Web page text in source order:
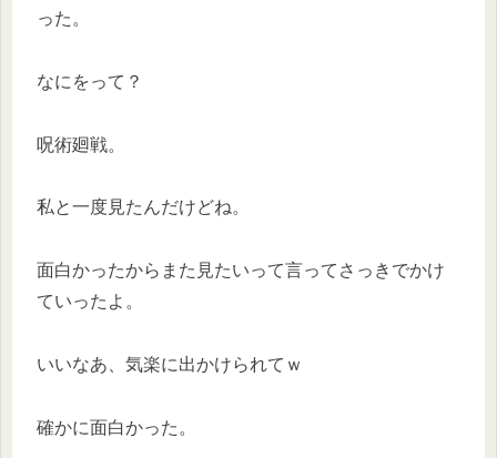
った。
なにをって？
呪術廻戦。
私と一度見たんだけどね。
面白かったからまた見たいって言ってさっきでかけ
ていったよ。
いいなあ、気楽に出かけられてｗ
確かに面白かった。